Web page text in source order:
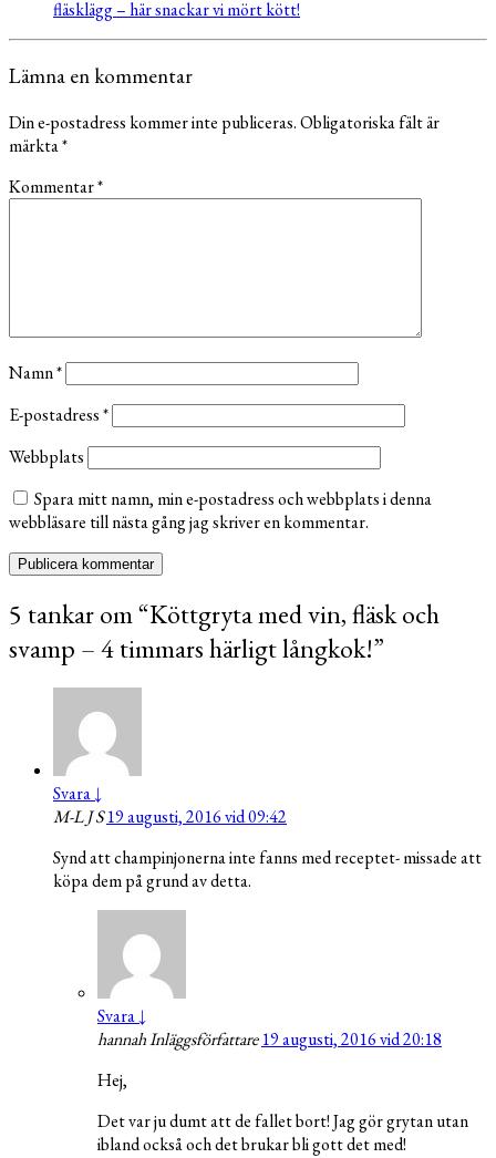
fläsklägg – här snackar vi mört kött!
Lämna en kommentar
Din e-postadress kommer inte publiceras.Obligatoriska fält är
märkta*
Kommentar*
Namn*
E-postadress*
Webbplats
Spara mitt namn, min e-postadress och webbplats i denna
webbläsare till nästa gång jag skriver en kommentar.
5 tankar om “Köttgryta med vin, fläsk och
svamp – 4 timmars härligt långkok!”
Svara↓
M-L J S19 augusti, 2016 vid 09:42
Synd att champinjonerna inte fanns med receptet- missade att
köpa dem på grund av detta.
Svara↓
hannahInläggsförfattare 19 augusti, 2016 vid 20:18
Hej,
Det var ju dumt att de fallet bort! Jag gör grytan utan
ibland också och det brukar bli gott det med!